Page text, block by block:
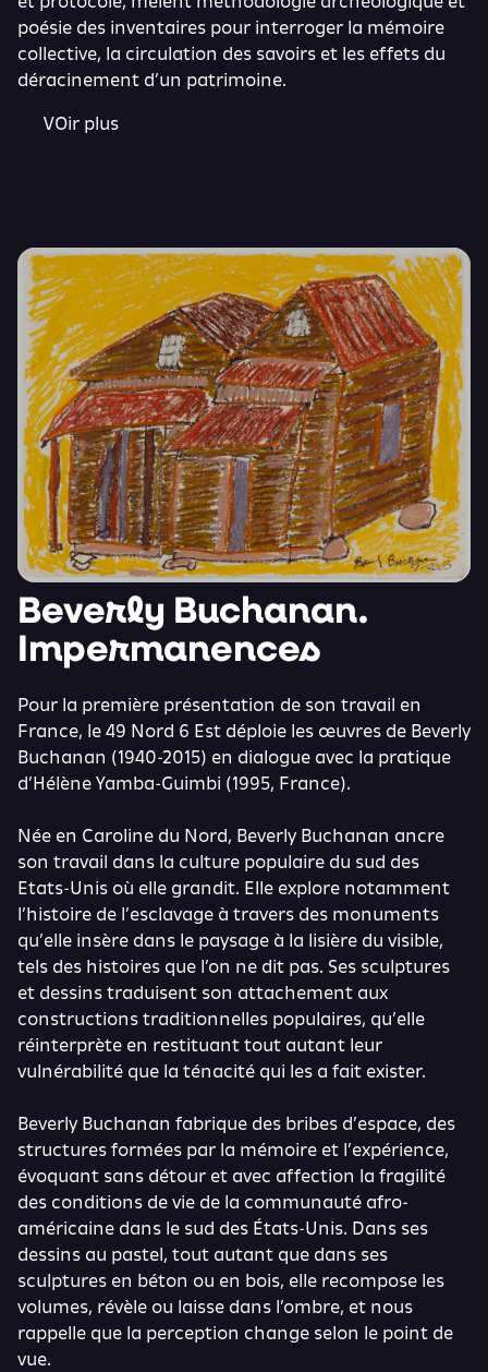
poésie des inventaires pour interroger la mémoire
collective, la circulation des savoirs et les effets du
déracinement d’un patrimoine.
VOir plus
Beverly Buchanan.
Impermanences
Pour la première présentation de son travail en
France, le 49 Nord 6 Est déploie les œuvres de Beverly
Buchanan (1940-2015) en dialogue avec la pratique
d’Hélène Yamba-Guimbi (1995, France).
Née en Caroline du Nord, Beverly Buchanan ancre
son travail dans la culture populaire du sud des
Etats-Unis où elle grandit. Elle explore notamment
l’histoire de l’esclavage à travers des monuments
qu’elle insère dans le paysage à la lisière du visible,
tels des histoires que l’on ne dit pas. Ses sculptures
et dessins traduisent son attachement aux
constructions traditionnelles populaires, qu’elle
réinterprète en restituant tout autant leur
vulnérabilité que la ténacité qui les a fait exister.
Beverly Buchanan fabrique des bribes d’espace, des
structures formées par la mémoire et l’expérience,
évoquant sans détour et avec affection la fragilité
des conditions de vie de la communauté afro-
américaine dans le sud des États-Unis. Dans ses
dessins au pastel, tout autant que dans ses
sculptures en béton ou en bois, elle recompose les
volumes, révèle ou laisse dans l’ombre, et nous
rappelle que la perception change selon le point de
vue.